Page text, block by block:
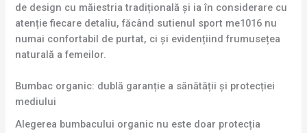
de design cu măiestria tradițională și ia în considerare cu
atenție fiecare detaliu, făcând sutienul sport me1016 nu
numai confortabil de purtat, ci și evidențiind frumusețea
naturală a femeilor.
Bumbac organic: dublă garanție a sănătății și protecției
mediului
Alegerea bumbacului organic nu este doar protecția